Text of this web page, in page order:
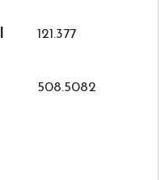
121.377
508.5082